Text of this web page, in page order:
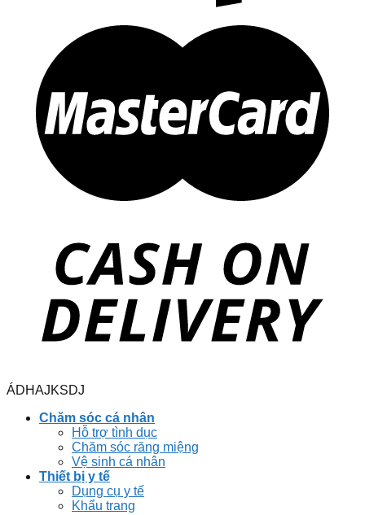
ÁDHAJKSDJ
Chăm sóc cá nhân
Hỗ trợ tình dục
Chăm sóc răng miệng
Vệ sinh cá nhân
Thiết bị y tế
Dụng cụ y tế
Khẩu trang